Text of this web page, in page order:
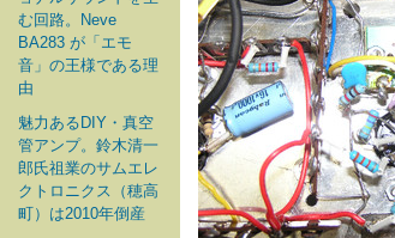
む回路。Neve
BA283 が「エモ
音」の王様である理
由
魅力あるDIY・真空
管アンプ。鈴木清一
郎氏祖業のサムエレ
クトロニクス（穂高
町）は2010年倒産